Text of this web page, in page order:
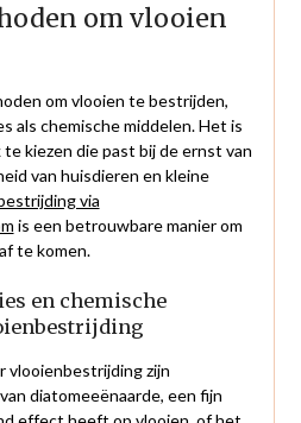
om vlooien
om vlooien te bestrijden,
als chemische middelen. Het is
te kiezen die past bij de ernst van
van huisdieren en kleine
via
is een betrouwbare manier om
te komen.
en chemische
vlooienbestrijding zijn
diatomeeënaarde, een fijn